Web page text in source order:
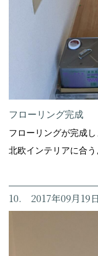
フローリング完成
フローリングが完成し
北欧インテリアに合う
10. 2017年09月19日